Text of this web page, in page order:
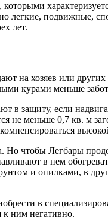
легкие, подвижные,
лет.
на хозяев или
курами меньше
в защиту, если
не меньше 0,7 кв. м
Но чтобы Легбары
в нем
и опилками, в
в
к ним негативно.